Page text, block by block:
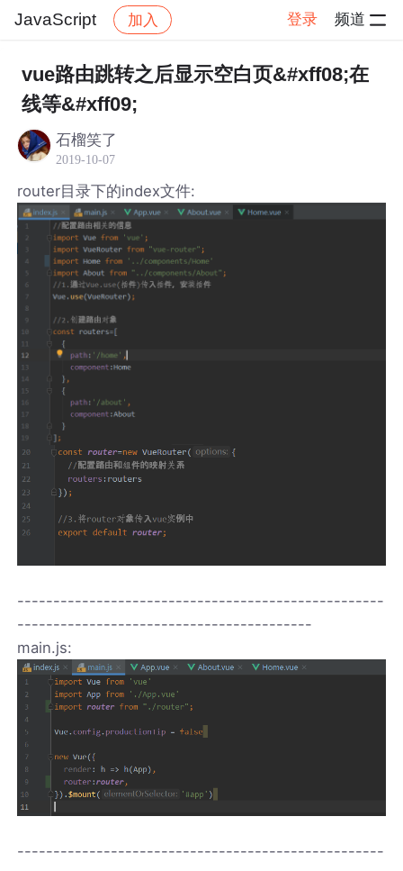
JavaScript 加入 登录 频道
JavaScript 帖子详情
vue路由跳转之后显示空白页&#xff08;在
线等&#xff09;
石榴笑了
2019-10-07
router目录下的index文件:
---------------------------------------------------
-----------------------------------------
main.js:
---------------------------------------------------